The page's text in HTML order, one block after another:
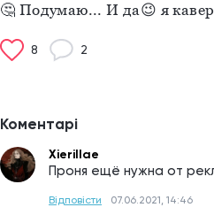
🤔 Подумаю... И да😉 я
8 2
Коментарі
Xierillae
Проня ещё нужна от
Відповісти 07.06.2021, 14:46